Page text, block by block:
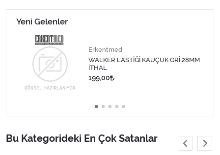
Yeni Gelenler
Erkentmed
WALKER LASTİĞİ KAUÇUK GRİ 28MM
İTHAL
199,00
Bu Kategorideki En Çok Satanlar